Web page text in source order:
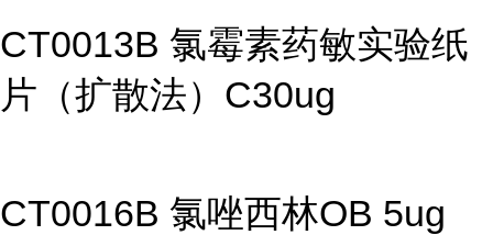
CT0013B 氯霉素药敏实验纸
片（扩散法）C30ug
CT0016B 氯唑西林OB 5ug